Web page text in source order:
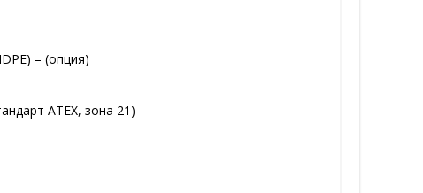
– (опция)
ATEX, зона 21)